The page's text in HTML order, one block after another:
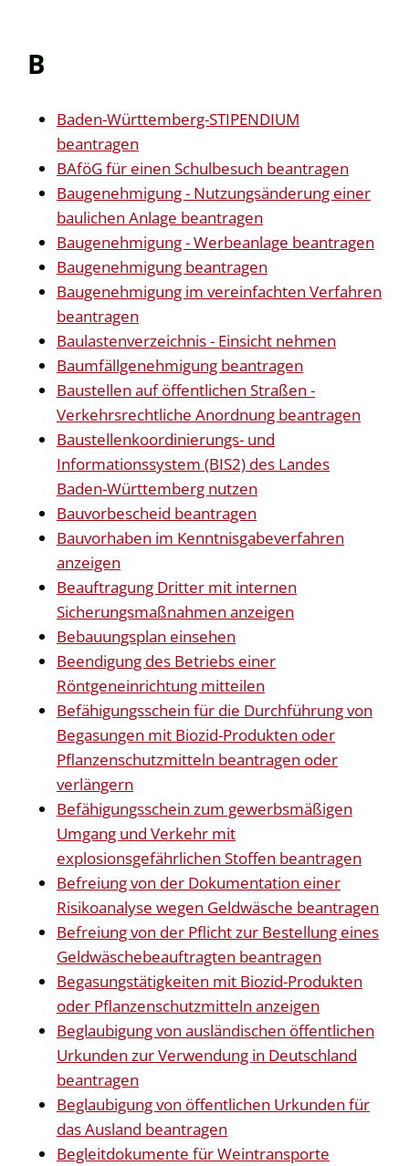
B
Baden-Württemberg-STIPENDIUM
beantragen
BAföG für einen Schulbesuch beantragen
Baugenehmigung - Nutzungsänderung einer
baulichen Anlage beantragen
Baugenehmigung - Werbeanlage beantragen
Baugenehmigung beantragen
Baugenehmigung im vereinfachten Verfahren
beantragen
Baulastenverzeichnis - Einsicht nehmen
Baumfällgenehmigung beantragen
Baustellen auf öffentlichen Straßen -
Verkehrsrechtliche Anordnung beantragen
Baustellenkoordinierungs- und
Informationssystem (BIS2) des Landes
Baden-Württemberg nutzen
Bauvorbescheid beantragen
Bauvorhaben im Kenntnisgabeverfahren
anzeigen
Beauftragung Dritter mit internen
Sicherungsmaßnahmen anzeigen
Bebauungsplan einsehen
Beendigung des Betriebs einer
Röntgeneinrichtung mitteilen
Befähigungsschein für die Durchführung von
Begasungen mit Biozid-Produkten oder
Pflanzenschutzmitteln beantragen oder
verlängern
Befähigungsschein zum gewerbsmäßigen
Umgang und Verkehr mit
explosionsgefährlichen Stoffen beantragen
Befreiung von der Dokumentation einer
Risikoanalyse wegen Geldwäsche beantragen
Befreiung von der Pflicht zur Bestellung eines
Geldwäschebeauftragten beantragen
Begasungstätigkeiten mit Biozid-Produkten
oder Pflanzenschutzmitteln anzeigen
Beglaubigung von ausländischen öffentlichen
Urkunden zur Verwendung in Deutschland
beantragen
Beglaubigung von öffentlichen Urkunden für
das Ausland beantragen
Begleitdokumente für Weintransporte